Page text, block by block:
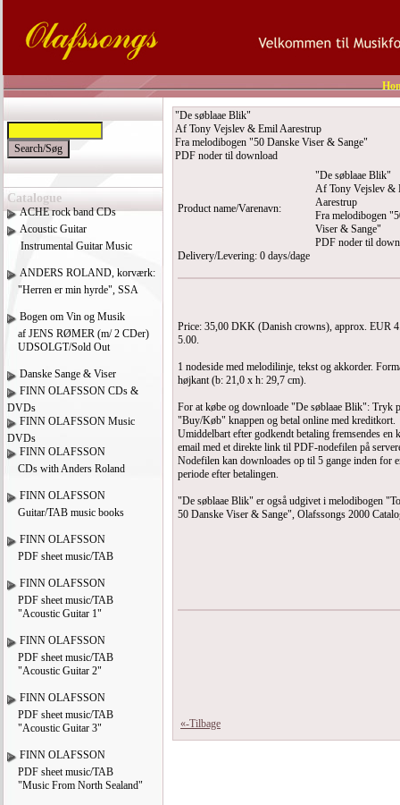
Catalogue
ACHE rock band CDs
Acoustic Guitar
Instrumental Guitar Music
ANDERS ROLAND, korværk:
"Herren er min hyrde", SSA
Bogen om Vin og Musik
af JENS RØMER (m/ 2 CDer)
UDSOLGT/Sold Out
Danske Sange & Viser
FINN OLAFSSON CDs &
DVDs
FINN OLAFSSON Music
DVDs
FINN OLAFSSON
CDs with Anders Roland
FINN OLAFSSON
Guitar/TAB music books
FINN OLAFSSON
PDF sheet music/TAB
FINN OLAFSSON
PDF sheet music/TAB
"Acoustic Guitar 1"
FINN OLAFSSON
PDF sheet music/TAB
"Acoustic Guitar 2"
FINN OLAFSSON
PDF sheet music/TAB
"Acoustic Guitar 3"
FINN OLAFSSON
PDF sheet music/TAB
"Music From North Sealand"
"De søblaae Blik"
Af Tony Vejslev & Emil Aarestrup
Fra melodibogen "50 Danske Viser & Sange"
PDF noder til download
Product name/Varenavn:
"De søblaae Blik"
Af Tony Vejslev &
Aarestrup
Fra melodibogen
Viser & Sange"
PDF noder til
Delivery/Levering: 0 days/dage
Price: 35,00 DKK (Danish crowns), approx. EUR
5.00.
1 nodeside med melodilinje, tekst og akkorder.
højkant (b: 21,0 x h: 29,7 cm).
For at købe og downloade "De søblaae Blik": Tryk
"Buy/Køb" knappen og betal online med kreditkort.
Umiddelbart efter godkendt betaling fremsendes en
email med et direkte link til PDF-nodefilen på
Nodefilen kan downloades op til 5 gange inden for
periode efter betalingen.
"De søblaae Blik" er også udgivet i melodibogen
50 Danske Viser & Sange", Olafssongs 2000
«-Tilbage